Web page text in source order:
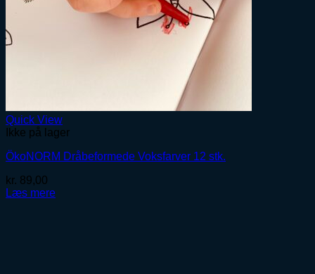
Quick View
Ikke på lager
ÖkoNORM Dråbeformede Voksfarver 12 stk.
kr. 89,00
Læs mere